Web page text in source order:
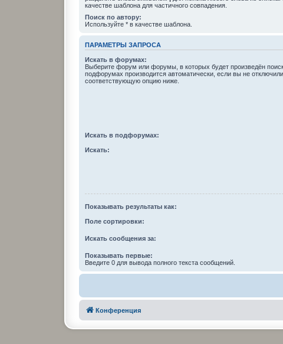
качестве шаблона для частичного совпадения.
Поиск по автору:
Используйте * в качестве шаблона.
ПАРАМЕТРЫ ЗАПРОСА
Искать в форумах:
Выберите форум или форумы, в которых будет произведён
подфорумах производится автоматически, если вы не отключили
соответствующую опцию ниже.
Искать в подфорумах:
Искать:
Показывать результаты как:
Поле сортировки:
Искать сообщения за:
Показывать первые:
Введите 0 для вывода полного текста сообщений.
Конференция